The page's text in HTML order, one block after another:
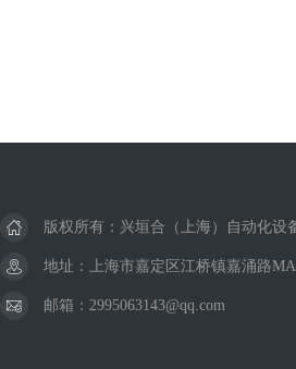
版权所有：兴垣合（上海）自动化设
地址：上海市嘉定区江桥镇嘉涌路
邮箱：2995063143@qq.com